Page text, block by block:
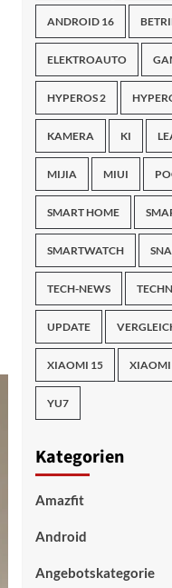
ANDROID 16
ELEKTROAUTO
HYPEROS 2
KAMERA KI
MIJIA MIUI
SMART HOME
SMARTWATCH
TECH-NEWS
UPDATE
XIAOMI 15 XIAOMI
YU7
Kategorien
Amazfit
Android
Angebotskategorie